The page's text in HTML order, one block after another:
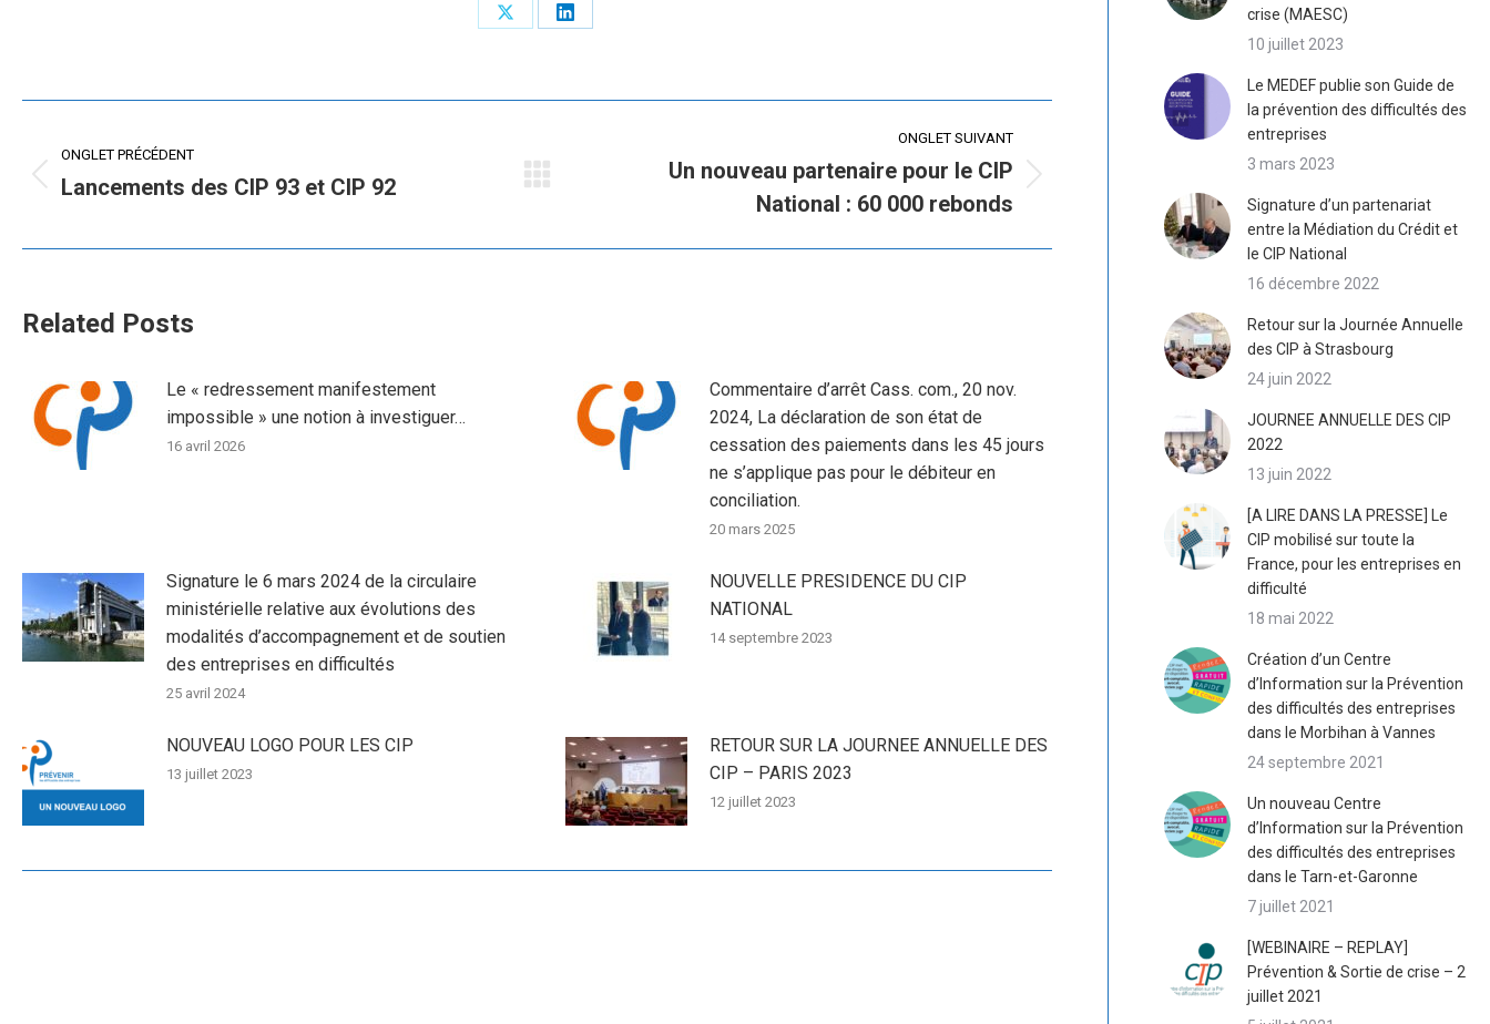
Share
Share
deONGLET PRÉCÉDENT
Onglet
Lancements des CIP 93 et CIP 92
ONGLET SUIVANT
Un nouveau partenaire pour le CIP
National : 60 000 rebonds
Related Posts
Le « redressement manifestement
impossible » une notion à investiguer…
16 avril 2026
Commentaire d’arrêt Cass. com., 20 nov.
2024, La déclaration de son état de
cessation des paiements dans les 45 jours
ne s’applique pas pour le débiteur en
conciliation.
20 mars 2025
Signature le 6 mars 2024 de la circulaire
ministérielle relative aux évolutions des
modalités d’accompagnement et de soutien
des entreprises en difficultés
25 avril 2024
NOUVELLE PRESIDENCE DU CIP
NATIONAL
14 septembre 2023
NOUVEAU LOGO POUR LES CIP
13 juillet 2023
RETOUR SUR LA JOURNEE ANNUELLE DES
CIP – PARIS 2023
12 juillet 2023
crise (MAESC)
10 juillet 2023
Le MEDEF publie son Guide de
la prévention des difficultés des
entreprises
3 mars 2023
Signature d’un partenariat
entre la Médiation du Crédit et
le CIP National
16 décembre 2022
Retour sur la Journée Annuelle
des CIP à Strasbourg
24 juin 2022
JOURNEE ANNUELLE DES CIP
2022
13 juin 2022
[A LIRE DANS LA PRESSE] Le
CIP mobilisé sur toute la
France, pour les entreprises en
difficulté
18 mai 2022
Création d’un Centre
d’Information sur la Prévention
des difficultés des entreprises
dans le Morbihan à Vannes
24 septembre 2021
Un nouveau Centre
d’Information sur la Prévention
des difficultés des entreprises
dans le Tarn-et-Garonne
7 juillet 2021
[WEBINAIRE – REPLAY]
Prévention & Sortie de crise – 2
juillet 2021